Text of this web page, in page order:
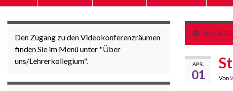
Die
APR.
01 Von
Den Zugang zu den Videokonferenzräumen
finden Sie im Menü unter "Über
uns/Lehrerkollegium".